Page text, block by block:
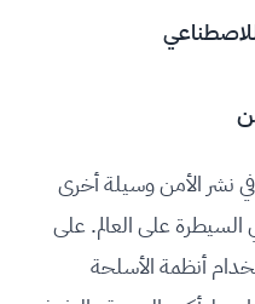
نشر الأمن وسيلة أخرى
على العالم. على
أنظمة الأسلحة